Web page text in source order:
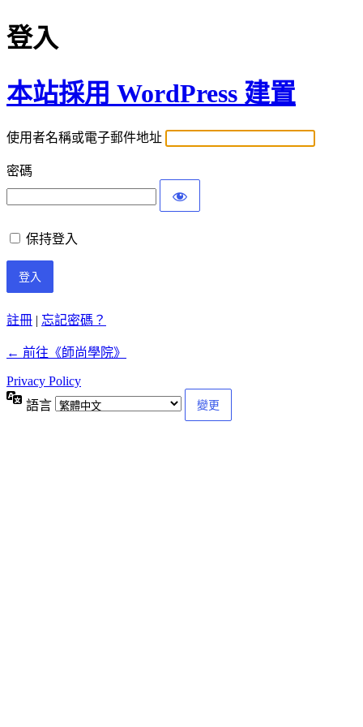
登入
本站採用 WordPress 建置
使用者名稱或電子郵件地址
密碼
保持登入
註冊 | 忘記密碼？
← 前往《師尚學院》
Privacy Policy
語言